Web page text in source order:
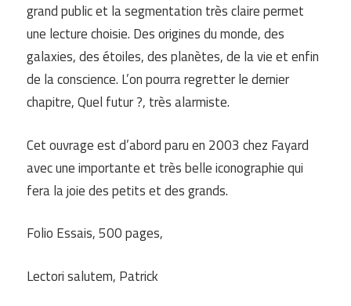
grand public et la segmentation très claire permet
une lecture choisie. Des origines du monde, des
galaxies, des étoiles, des planètes, de la vie et enfin
de la conscience. L’on pourra regretter le dernier
chapitre, Quel futur ?, très alarmiste.
Cet ouvrage est d’abord paru en 2003 chez Fayard
avec une importante et très belle iconographie qui
fera la joie des petits et des grands.
Folio Essais, 500 pages,
Lectori salutem, Patrick